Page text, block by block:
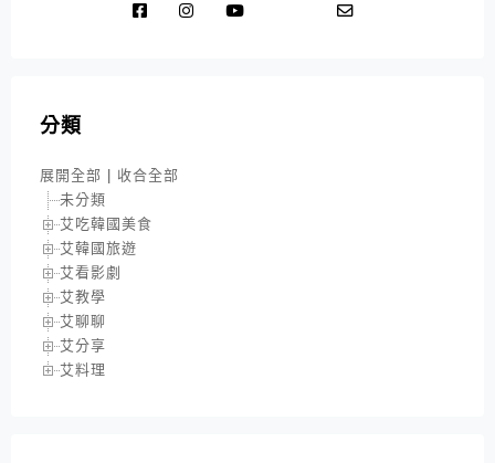
分類
展開全部
收合全部
未分類
艾吃韓國美食
艾韓國旅遊
艾看影劇
艾教學
艾聊聊
艾分享
艾料理